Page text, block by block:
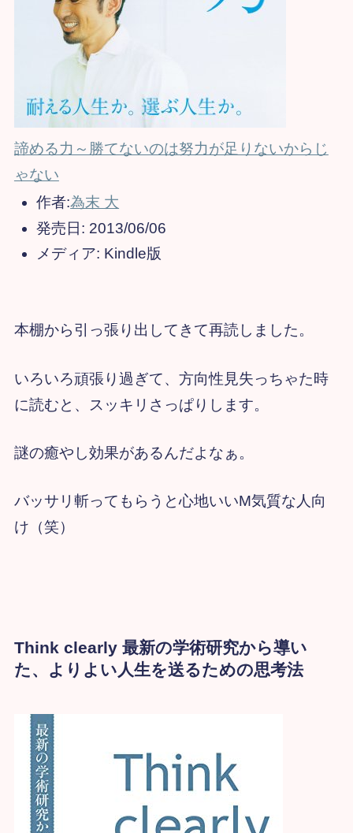
諦める力～勝てないのは努力が足りないからじ
ゃない
作者:為末 大
発売日: 2013/06/06
メディア: Kindle版
本棚から引っ張り出してきて再読しました。
いろいろ頑張り過ぎて、方向性見失っちゃた時
に読むと、スッキリさっぱりします。
謎の癒やし効果があるんだよなぁ。
バッサリ斬ってもらうと心地いいM気質な人向
け（笑）
Think clearly 最新の学術研究から導い
た、よりよい人生を送るための思考法